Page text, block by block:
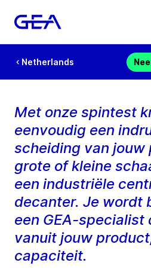
Netherlands
Met onze spintest
eenvoudig een
scheiding van jouw
grote of kleine
een industriële
decanter. Je wordt
een GEA-specialist
vanuit jouw
capaciteit.